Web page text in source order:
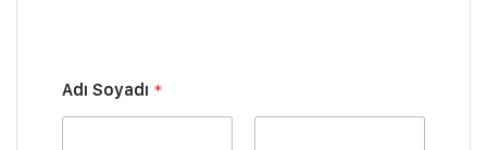
Adı Soyadı *